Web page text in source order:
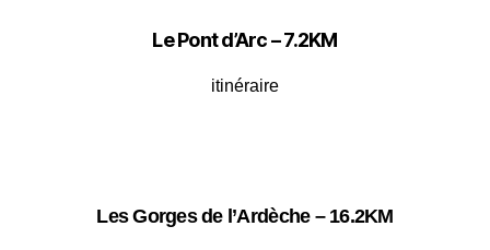
Le Pont d’Arc – 7.2KM
itinéraire
Les Gorges de l’Ardèche – 16.2KM